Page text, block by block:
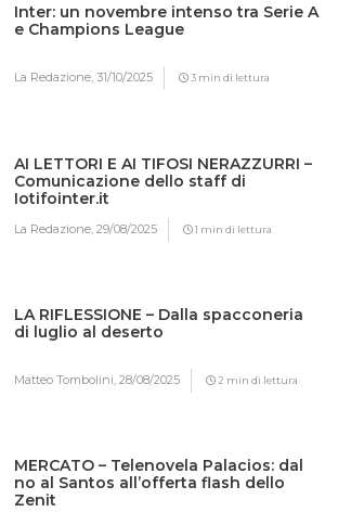
Inter: un novembre intenso tra Serie A
e Champions League
La Redazione,31/10/2025 3 min di lettura
AI LETTORI E AI TIFOSI NERAZZURRI –
Comunicazione dello staff di
Iotifointer.it
La Redazione,29/08/2025 1 min di lettura
LA RIFLESSIONE – Dalla spacconeria
di luglio al deserto
Matteo Tombolini,28/08/2025 2 min di lettura
MERCATO – Telenovela Palacios: dal
no al Santos all’offerta flash dello
Zenit